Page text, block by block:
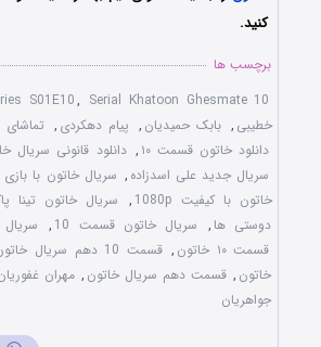
کنید.
برچسب ها
S01E10, Serial Khatoon Ghesmate 10
خطیبی , بابک حمیدیان , پیام دهکردی , تماشای
دانلود خاتون قسمت ۱۰
, دانلود قانونی سریال
سریال جدید علی اسدزاده , سریال خاتون با
خاتون با کیفیت 1080p
, سریال خاتون تینا
دوستی ها , سریال خاتون قسمت 10 ,
قسمت ۱۰ خاتون
, قسمت 10 دهم سریال خاتون
خاتون , قسمت دهم سریال خاتون , مهران
جواهریان